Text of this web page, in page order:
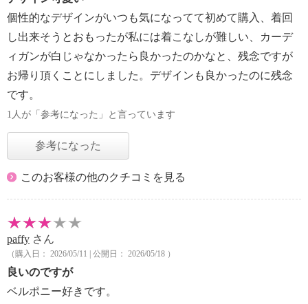
個性的なデザインがいつも気になってて初めて購入、着回
し出来そうとおもったが私には着こなしが難しい、カーデ
ィガンが白じゃなかったら良かったのかなと、残念ですが
お帰り頂くことにしました。デザインも良かったのに残念
です。
1人が「参考になった」と言っています
参考になった
このお客様の他のクチコミを見る
paffy さん
（購入日： 2026/05/11 | 公開日： 2026/05/18 ）
良いのですが
ベルポニー好きです。